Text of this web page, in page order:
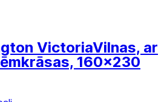
VictoriaVilnas, ar
160x230